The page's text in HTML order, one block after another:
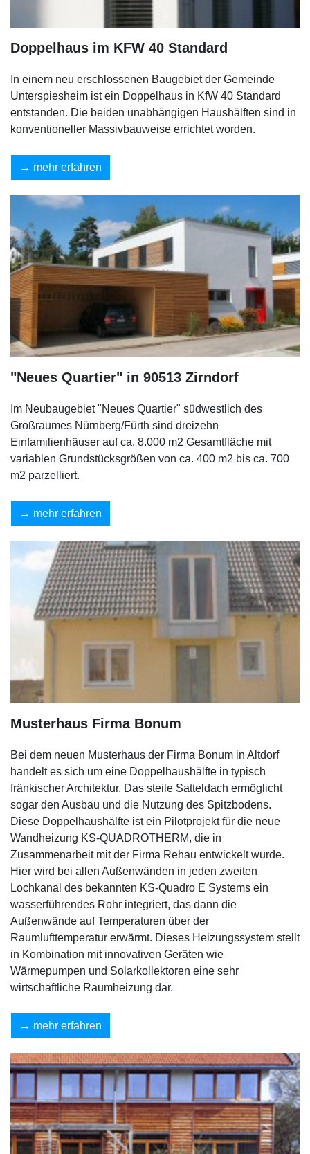
Doppelhaus im KFW 40 Standard
In einem neu erschlossenen Baugebiet der Gemeinde
Unterspiesheim ist ein Doppelhaus in KfW 40 Standard
entstanden. Die beiden unabhängigen Haushälften sind in
konventioneller Massivbauweise errichtet worden.
mehr erfahren
"Neues Quartier" in 90513 Zirndorf
Im Neubaugebiet "Neues Quartier" südwestlich des
Großraumes Nürnberg/Fürth sind dreizehn
Einfamilienhäuser auf ca. 8.000 m2 Gesamtfläche mit
variablen Grundstücksgrößen von ca. 400 m2 bis ca. 700
m2 parzelliert.
mehr erfahren
Musterhaus Firma Bonum
Bei dem neuen Musterhaus der Firma Bonum in Altdorf
handelt es sich um eine Doppelhaushälfte in typisch
fränkischer Architektur. Das steile Satteldach ermöglicht
sogar den Ausbau und die Nutzung des Spitzbodens.
Diese Doppelhaushälfte ist ein Pilotprojekt für die neue
Wandheizung KS-QUADROTHERM, die in
Zusammenarbeit mit der Firma Rehau entwickelt wurde.
Hier wird bei allen Außenwänden in jeden zweiten
Lochkanal des bekannten KS-Quadro E Systems ein
wasserführendes Rohr integriert, das dann die
Außenwände auf Temperaturen über der
Raumlufttemperatur erwärmt. Dieses Heizungssystem stellt
in Kombination mit innovativen Geräten wie
Wärmepumpen und Solarkollektoren eine sehr
wirtschaftliche Raumheizung dar.
mehr erfahren